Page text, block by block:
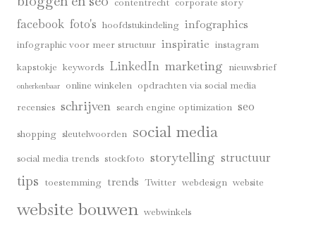
facebook foto's hoofdstukindeling infographics
infographic voor meer structuur inspiratie instagram
kapstokje keywords LinkedIn marketing nieuwsbrief
onherkenbaar online winkelen opdrachten via social media
recensies schrijven search engine optimization seo
shopping sleutelwoorden social media
social media trends stockfoto storytelling structuur
tips toestemming trends Twitter webdesign website
website bouwen webwinkels